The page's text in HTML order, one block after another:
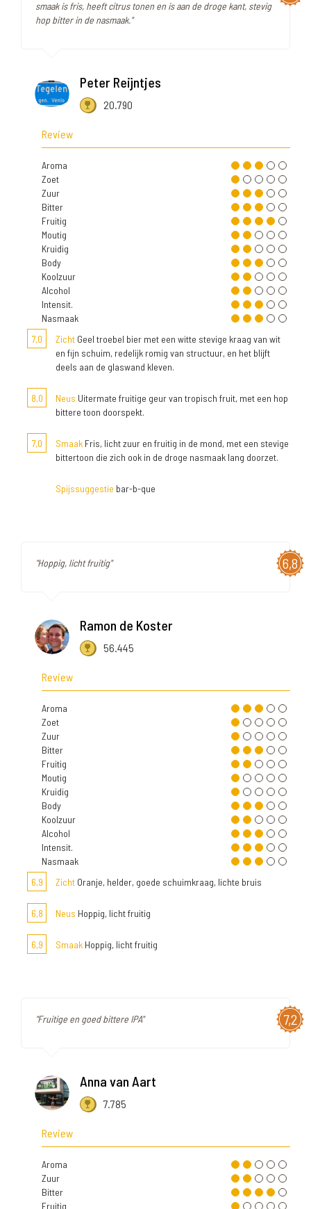
smaak is fris, heeft citrus tonen en is aan de droge kant, stevig
hop bitter in de nasmaak."
Peter Reijntjes
20.790
Review
Aroma
Zoet
Zuur
Bitter
Fruitig
Moutig
Kruidig
Body
Koolzuur
Alcohol
Intensit.
Nasmaak
7,0
Zicht Geel troebel bier met een witte stevige kraag van wit
en fijn schuim, redelijk romig van structuur, en het blijft
deels aan de glaswand kleven.
8,0 Neus Uitermate fruitige geur van tropisch fruit, met een hop
bittere toon doorspekt.
7,0 Smaak Fris, licht zuur en fruitig in de mond, met een stevige
bittertoon die zich ook in de droge nasmaak lang doorzet.
Spijssuggestie bar-b-que
6,8
"Hoppig, licht fruitig"
Ramon de Koster
56.445
Review
Aroma
Zoet
Zuur
Bitter
Fruitig
Moutig
Kruidig
Body
Koolzuur
Alcohol
Intensit.
Nasmaak
6,9
Zicht Oranje, helder, goede schuimkraag, lichte bruis
6,8 Neus Hoppig, licht fruitig
6,9 Smaak Hoppig, licht fruitig
7,2
"Fruitige en goed bittere IPA"
Anna van Aart
7.785
Review
Aroma
Zuur
Bitter
Fruitig